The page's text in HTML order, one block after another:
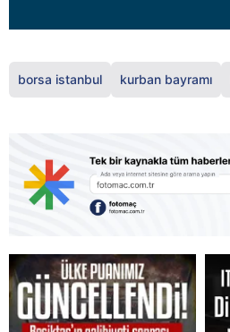
borsa istanbul kurban bayramı